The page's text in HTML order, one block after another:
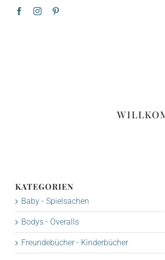
Inhalt
FacebookInstagram
KATEGORIEN
Baby - Spielsachen
Bodys - Overalls
Freundebücher - Kinderbücher